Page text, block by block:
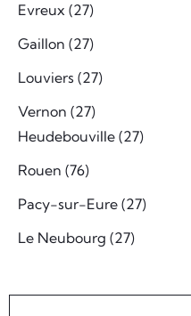
Evreux (27)
Gaillon (27)
Louviers (27)
Vernon (27)
Heudebouville (27)
Rouen (76)
Pacy-sur-Eure (27)
Le Neubourg (27)